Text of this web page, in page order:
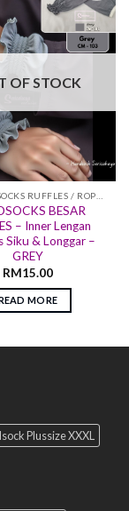
Add to
wishlist
OF STOCK
009 HANDSOCKS RUFFLES / ROPOL
BESAR
– Inner Lengan
Siku & Longgar –
GREY
RM15.00
MORE
Plussize XXXL